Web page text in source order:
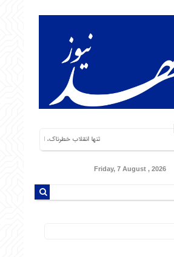
تنها انقلاب خطرناک، انقلاب گرسنگان است. من از
Friday, 7 August , 2026